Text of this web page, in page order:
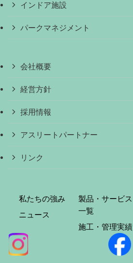
インドア施設
パークマネジメント
会社概要
経営方針
採用情報
アスリートパートナー
リンク
私たちの強み
ニュース
製品・サービス
一覧
施工・管理実績